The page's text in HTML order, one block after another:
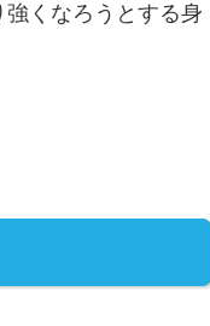
くなろうとする身